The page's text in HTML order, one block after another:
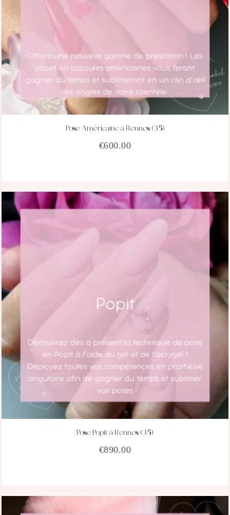
ACHETEZ DÉTAILS
Pose Américaine à Rennes (35)
€600.00
Pose Popit à Rennes (35)
€890.00